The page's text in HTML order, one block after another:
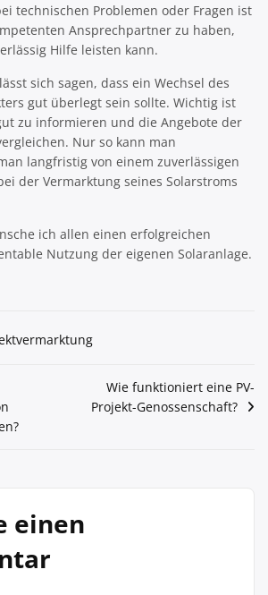
technischen Problemen oder Fragen ist
Ansprechpartner zu haben,
Hilfe leisten kann.
sich sagen, dass ein Wechsel des
gut überlegt sein sollte. Wichtig ist
zu informieren und die Angebote der
Nur so kann man
langfristig von einem zuverlässigen
der Vermarktung seines Solarstroms
ich allen einen erfolgreichen
Nutzung der eigenen Solaranlage.
Wie funktioniert eine PV-
Projekt-Genossenschaft?
einen